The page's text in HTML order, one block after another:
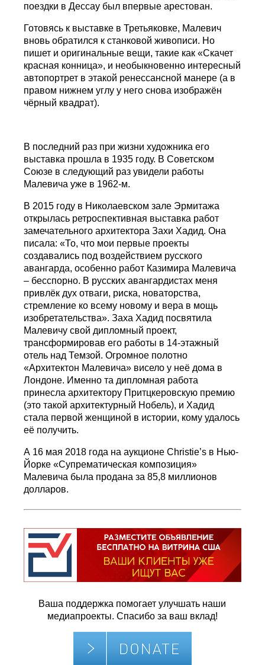
поездки в Дессау был впервые арестован.
Готовясь к выставке в Третьяковке, Малевич
вновь обратился к станковой живописи. Но
пишет и оригинальные вещи, такие как «Скачет
красная конница», и необыкновенно интересный
автопортрет в этакой ренессансной манере (а в
правом нижнем углу у него снова изображён
чёрный квадрат).
В последний раз при жизни художника его
выставка прошла в 1935 году. В Советском
Союзе в следующий раз увидели работы
Малевича уже в 1962-м.
В 2015 году в Николаевском зале Эрмитажа
открылась ретроспективная выставка работ
замечательного архитектора Захи Хадид. Она
писала: «То, что мои первые проекты
создавались под воздействием русского
авангарда, особенно работ Казимира Малевича
– бесспорно. В русских авангардистах меня
привлёк дух отваги, риска, новаторства,
стремление ко всему новому и вера в мощь
изобретательства». Заха Хадид посвятила
Малевичу свой дипломный проект,
трансформировав его работы в 14-этажный
отель над Темзой. Огромное полотно
«Архитектон Малевича» висело у неё дома в
Лондоне. Именно та дипломная работа
принесла архитектору Притцкеровскую премию
(это такой архитектурный Нобель), и Хадид
стала первой женщиной в истории, кому удалось
её получить.
А 16 мая 2018 года на аукционе Christie’s в Нью-
Йорке «Супрематическая композиция»
Малевича была продана за 85,8 миллионов
долларов.
Ваша поддержка помогает улучшать наши
медиапроекты. Спасибо за ваш вклад!